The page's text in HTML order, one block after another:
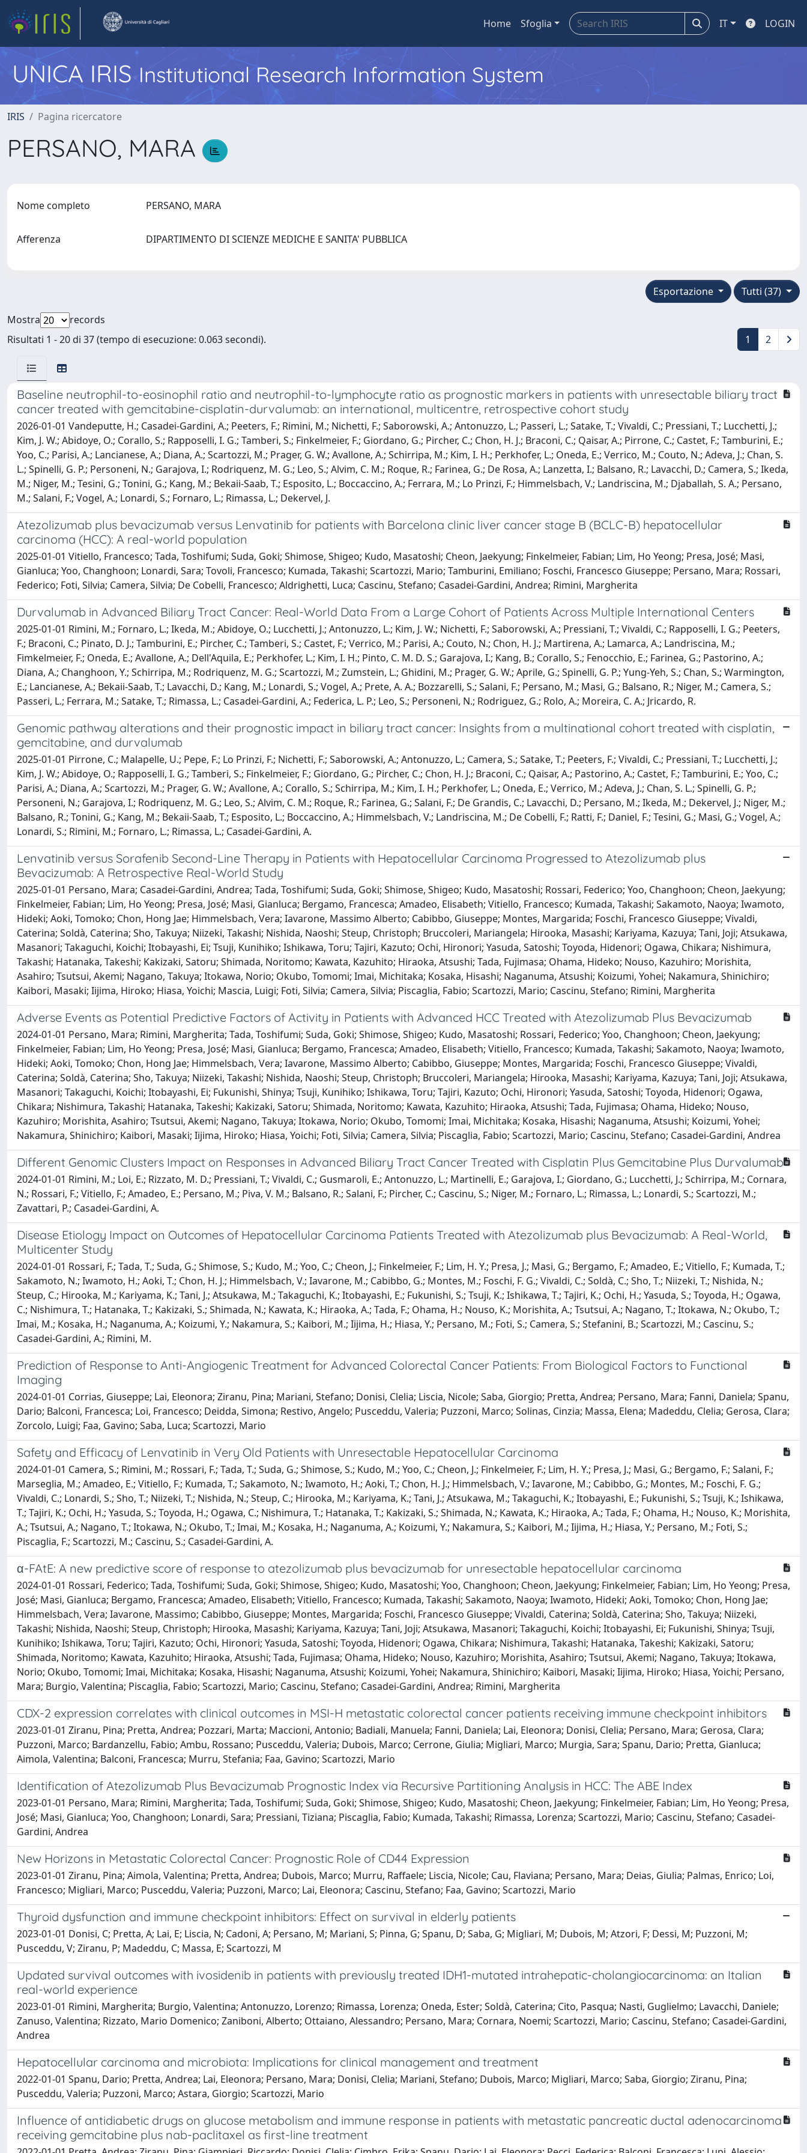
Home Sfoglia IT LOGIN
UNICA IRISInstitutional Research Information System
IRIS Pagina ricercatore
PERSANO, MARA
Nome completo PERSANO, MARA
Afferenza DIPARTIMENTO DI SCIENZE MEDICHE E SANITA' PUBBLICA
Tutti (37)
Esportazione
Mostra
records
Risultati 1 - 20 di 37 (tempo di esecuzione: 0.063 secondi).
1 2
Baseline neutrophil-to-eosinophil ratio and neutrophil-to-lymphocyte ratio as prognostic markers in patients with unresectable biliary tract
cancer treated with gemcitabine-cisplatin-durvalumab: an international, multicentre, retrospective cohort study
2026-01-01 Vandeputte, H.; Casadei-Gardini, A.; Peeters, F.; Rimini, M.; Nichetti, F.; Saborowski, A.; Antonuzzo, L.; Passeri, L.; Satake, T.; Vivaldi, C.; Pressiani, T.; Lucchetti, J.;
Kim, J. W.; Abidoye, O.; Corallo, S.; Rapposelli, I. G.; Tamberi, S.; Finkelmeier, F.; Giordano, G.; Pircher, C.; Chon, H. J.; Braconi, C.; Qaisar, A.; Pirrone, C.; Castet, F.; Tamburini, E.;
Yoo, C.; Parisi, A.; Lancianese, A.; Diana, A.; Scartozzi, M.; Prager, G. W.; Avallone, A.; Schirripa, M.; Kim, I. H.; Perkhofer, L.; Oneda, E.; Verrico, M.; Couto, N.; Adeva, J.; Chan, S.
L.; Spinelli, G. P.; Personeni, N.; Garajova, I.; Rodriquenz, M. G.; Leo, S.; Alvim, C. M.; Roque, R.; Farinea, G.; De Rosa, A.; Lanzetta, I.; Balsano, R.; Lavacchi, D.; Camera, S.; Ikeda,
M.; Niger, M.; Tesini, G.; Tonini, G.; Kang, M.; Bekaii-Saab, T.; Esposito, L.; Boccaccino, A.; Ferrara, M.; Lo Prinzi, F.; Himmelsbach, V.; Landriscina, M.; Djaballah, S. A.; Persano,
M.; Salani, F.; Vogel, A.; Lonardi, S.; Fornaro, L.; Rimassa, L.; Dekervel, J.
Atezolizumab plus bevacizumab versus Lenvatinib for patients with Barcelona clinic liver cancer stage B (BCLC-B) hepatocellular
carcinoma (HCC): A real-world population
2025-01-01 Vitiello, Francesco; Tada, Toshifumi; Suda, Goki; Shimose, Shigeo; Kudo, Masatoshi; Cheon, Jaekyung; Finkelmeier, Fabian; Lim, Ho Yeong; Presa, José; Masi,
Gianluca; Yoo, Changhoon; Lonardi, Sara; Tovoli, Francesco; Kumada, Takashi; Scartozzi, Mario; Tamburini, Emiliano; Foschi, Francesco Giuseppe; Persano, Mara; Rossari,
Federico; Foti, Silvia; Camera, Silvia; De Cobelli, Francesco; Aldrighetti, Luca; Cascinu, Stefano; Casadei-Gardini, Andrea; Rimini, Margherita
Durvalumab in Advanced Biliary Tract Cancer: Real-World Data From a Large Cohort of Patients Across Multiple International Centers
2025-01-01 Rimini, M.; Fornaro, L.; Ikeda, M.; Abidoye, O.; Lucchetti, J.; Antonuzzo, L.; Kim, J. W.; Nichetti, F.; Saborowski, A.; Pressiani, T.; Vivaldi, C.; Rapposelli, I. G.; Peeters,
F.; Braconi, C.; Pinato, D. J.; Tamburini, E.; Pircher, C.; Tamberi, S.; Castet, F.; Verrico, M.; Parisi, A.; Couto, N.; Chon, H. J.; Martirena, A.; Lamarca, A.; Landriscina, M.;
Fimkelmeier, F.; Oneda, E.; Avallone, A.; Dell'Aquila, E.; Perkhofer, L.; Kim, I. H.; Pinto, C. M. D. S.; Garajova, I.; Kang, B.; Corallo, S.; Fenocchio, E.; Farinea, G.; Pastorino, A.;
Diana, A.; Changhoon, Y.; Schirripa, M.; Rodriquenz, M. G.; Scartozzi, M.; Zumstein, L.; Ghidini, M.; Prager, G. W.; Aprile, G.; Spinelli, G. P.; Yung-Yeh, S.; Chan, S.; Warmington,
E.; Lancianese, A.; Bekaii-Saab, T.; Lavacchi, D.; Kang, M.; Lonardi, S.; Vogel, A.; Prete, A. A.; Bozzarelli, S.; Salani, F.; Persano, M.; Masi, G.; Balsano, R.; Niger, M.; Camera, S.;
Passeri, L.; Ferrara, M.; Satake, T.; Rimassa, L.; Casadei-Gardini, A.; Federica, L. P.; Leo, S.; Personeni, N.; Rodriguez, G.; Rolo, A.; Moreira, C. A.; Jricardo, R.
Genomic pathway alterations and their prognostic impact in biliary tract cancer: Insights from a multinational cohort treated with cisplatin,
gemcitabine, and durvalumab
2025-01-01 Pirrone, C.; Malapelle, U.; Pepe, F.; Lo Prinzi, F.; Nichetti, F.; Saborowski, A.; Antonuzzo, L.; Camera, S.; Satake, T.; Peeters, F.; Vivaldi, C.; Pressiani, T.; Lucchetti, J.;
Kim, J. W.; Abidoye, O.; Rapposelli, I. G.; Tamberi, S.; Finkelmeier, F.; Giordano, G.; Pircher, C.; Chon, H. J.; Braconi, C.; Qaisar, A.; Pastorino, A.; Castet, F.; Tamburini, E.; Yoo, C.;
Parisi, A.; Diana, A.; Scartozzi, M.; Prager, G. W.; Avallone, A.; Corallo, S.; Schirripa, M.; Kim, I. H.; Perkhofer, L.; Oneda, E.; Verrico, M.; Adeva, J.; Chan, S. L.; Spinelli, G. P.;
Personeni, N.; Garajova, I.; Rodriquenz, M. G.; Leo, S.; Alvim, C. M.; Roque, R.; Farinea, G.; Salani, F.; De Grandis, C.; Lavacchi, D.; Persano, M.; Ikeda, M.; Dekervel, J.; Niger, M.;
Balsano, R.; Tonini, G.; Kang, M.; Bekaii-Saab, T.; Esposito, L.; Boccaccino, A.; Himmelsbach, V.; Landriscina, M.; De Cobelli, F.; Ratti, F.; Daniel, F.; Tesini, G.; Masi, G.; Vogel, A.;
Lonardi, S.; Rimini, M.; Fornaro, L.; Rimassa, L.; Casadei-Gardini, A.
Lenvatinib versus Sorafenib Second-Line Therapy in Patients with Hepatocellular Carcinoma Progressed to Atezolizumab plus
Bevacizumab: A Retrospective Real-World Study
2025-01-01 Persano, Mara; Casadei-Gardini, Andrea; Tada, Toshifumi; Suda, Goki; Shimose, Shigeo; Kudo, Masatoshi; Rossari, Federico; Yoo, Changhoon; Cheon, Jaekyung;
Finkelmeier, Fabian; Lim, Ho Yeong; Presa, José; Masi, Gianluca; Bergamo, Francesca; Amadeo, Elisabeth; Vitiello, Francesco; Kumada, Takashi; Sakamoto, Naoya; Iwamoto,
Hideki; Aoki, Tomoko; Chon, Hong Jae; Himmelsbach, Vera; Iavarone, Massimo Alberto; Cabibbo, Giuseppe; Montes, Margarida; Foschi, Francesco Giuseppe; Vivaldi,
Caterina; Soldà, Caterina; Sho, Takuya; Niizeki, Takashi; Nishida, Naoshi; Steup, Christoph; Bruccoleri, Mariangela; Hirooka, Masashi; Kariyama, Kazuya; Tani, Joji; Atsukawa,
Masanori; Takaguchi, Koichi; Itobayashi, Ei; Tsuji, Kunihiko; Ishikawa, Toru; Tajiri, Kazuto; Ochi, Hironori; Yasuda, Satoshi; Toyoda, Hidenori; Ogawa, Chikara; Nishimura,
Takashi; Hatanaka, Takeshi; Kakizaki, Satoru; Shimada, Noritomo; Kawata, Kazuhito; Hiraoka, Atsushi; Tada, Fujimasa; Ohama, Hideko; Nouso, Kazuhiro; Morishita,
Asahiro; Tsutsui, Akemi; Nagano, Takuya; Itokawa, Norio; Okubo, Tomomi; Imai, Michitaka; Kosaka, Hisashi; Naganuma, Atsushi; Koizumi, Yohei; Nakamura, Shinichiro;
Kaibori, Masaki; Iijima, Hiroko; Hiasa, Yoichi; Mascia, Luigi; Foti, Silvia; Camera, Silvia; Piscaglia, Fabio; Scartozzi, Mario; Cascinu, Stefano; Rimini, Margherita
Adverse Events as Potential Predictive Factors of Activity in Patients with Advanced HCC Treated with Atezolizumab Plus Bevacizumab
2024-01-01 Persano, Mara; Rimini, Margherita; Tada, Toshifumi; Suda, Goki; Shimose, Shigeo; Kudo, Masatoshi; Rossari, Federico; Yoo, Changhoon; Cheon, Jaekyung;
Finkelmeier, Fabian; Lim, Ho Yeong; Presa, José; Masi, Gianluca; Bergamo, Francesca; Amadeo, Elisabeth; Vitiello, Francesco; Kumada, Takashi; Sakamoto, Naoya; Iwamoto,
Hideki; Aoki, Tomoko; Chon, Hong Jae; Himmelsbach, Vera; Iavarone, Massimo Alberto; Cabibbo, Giuseppe; Montes, Margarida; Foschi, Francesco Giuseppe; Vivaldi,
Caterina; Soldà, Caterina; Sho, Takuya; Niizeki, Takashi; Nishida, Naoshi; Steup, Christoph; Bruccoleri, Mariangela; Hirooka, Masashi; Kariyama, Kazuya; Tani, Joji; Atsukawa,
Masanori; Takaguchi, Koichi; Itobayashi, Ei; Fukunishi, Shinya; Tsuji, Kunihiko; Ishikawa, Toru; Tajiri, Kazuto; Ochi, Hironori; Yasuda, Satoshi; Toyoda, Hidenori; Ogawa,
Chikara; Nishimura, Takashi; Hatanaka, Takeshi; Kakizaki, Satoru; Shimada, Noritomo; Kawata, Kazuhito; Hiraoka, Atsushi; Tada, Fujimasa; Ohama, Hideko; Nouso,
Kazuhiro; Morishita, Asahiro; Tsutsui, Akemi; Nagano, Takuya; Itokawa, Norio; Okubo, Tomomi; Imai, Michitaka; Kosaka, Hisashi; Naganuma, Atsushi; Koizumi, Yohei;
Nakamura, Shinichiro; Kaibori, Masaki; Iijima, Hiroko; Hiasa, Yoichi; Foti, Silvia; Camera, Silvia; Piscaglia, Fabio; Scartozzi, Mario; Cascinu, Stefano; Casadei-Gardini, Andrea
Different Genomic Clusters Impact on Responses in Advanced Biliary Tract Cancer Treated with Cisplatin Plus Gemcitabine Plus Durvalumab
2024-01-01 Rimini, M.; Loi, E.; Rizzato, M. D.; Pressiani, T.; Vivaldi, C.; Gusmaroli, E.; Antonuzzo, L.; Martinelli, E.; Garajova, I.; Giordano, G.; Lucchetti, J.; Schirripa, M.; Cornara,
N.; Rossari, F.; Vitiello, F.; Amadeo, E.; Persano, M.; Piva, V. M.; Balsano, R.; Salani, F.; Pircher, C.; Cascinu, S.; Niger, M.; Fornaro, L.; Rimassa, L.; Lonardi, S.; Scartozzi, M.;
Zavattari, P.; Casadei-Gardini, A.
Disease Etiology Impact on Outcomes of Hepatocellular Carcinoma Patients Treated with Atezolizumab plus Bevacizumab: A Real-World,
Multicenter Study
2024-01-01 Rossari, F.; Tada, T.; Suda, G.; Shimose, S.; Kudo, M.; Yoo, C.; Cheon, J.; Finkelmeier, F.; Lim, H. Y.; Presa, J.; Masi, G.; Bergamo, F.; Amadeo, E.; Vitiello, F.; Kumada, T.;
Sakamoto, N.; Iwamoto, H.; Aoki, T.; Chon, H. J.; Himmelsbach, V.; Iavarone, M.; Cabibbo, G.; Montes, M.; Foschi, F. G.; Vivaldi, C.; Soldà, C.; Sho, T.; Niizeki, T.; Nishida, N.;
Steup, C.; Hirooka, M.; Kariyama, K.; Tani, J.; Atsukawa, M.; Takaguchi, K.; Itobayashi, E.; Fukunishi, S.; Tsuji, K.; Ishikawa, T.; Tajiri, K.; Ochi, H.; Yasuda, S.; Toyoda, H.; Ogawa,
C.; Nishimura, T.; Hatanaka, T.; Kakizaki, S.; Shimada, N.; Kawata, K.; Hiraoka, A.; Tada, F.; Ohama, H.; Nouso, K.; Morishita, A.; Tsutsui, A.; Nagano, T.; Itokawa, N.; Okubo, T.;
Imai, M.; Kosaka, H.; Naganuma, A.; Koizumi, Y.; Nakamura, S.; Kaibori, M.; Iijima, H.; Hiasa, Y.; Persano, M.; Foti, S.; Camera, S.; Stefanini, B.; Scartozzi, M.; Cascinu, S.;
Casadei-Gardini, A.; Rimini, M.
Prediction of Response to Anti-Angiogenic Treatment for Advanced Colorectal Cancer Patients: From Biological Factors to Functional
Imaging
2024-01-01 Corrias, Giuseppe; Lai, Eleonora; Ziranu, Pina; Mariani, Stefano; Donisi, Clelia; Liscia, Nicole; Saba, Giorgio; Pretta, Andrea; Persano, Mara; Fanni, Daniela; Spanu,
Dario; Balconi, Francesca; Loi, Francesco; Deidda, Simona; Restivo, Angelo; Pusceddu, Valeria; Puzzoni, Marco; Solinas, Cinzia; Massa, Elena; Madeddu, Clelia; Gerosa, Clara;
Zorcolo, Luigi; Faa, Gavino; Saba, Luca; Scartozzi, Mario
Safety and Efficacy of Lenvatinib in Very Old Patients with Unresectable Hepatocellular Carcinoma
2024-01-01 Camera, S.; Rimini, M.; Rossari, F.; Tada, T.; Suda, G.; Shimose, S.; Kudo, M.; Yoo, C.; Cheon, J.; Finkelmeier, F.; Lim, H. Y.; Presa, J.; Masi, G.; Bergamo, F.; Salani, F.;
Marseglia, M.; Amadeo, E.; Vitiello, F.; Kumada, T.; Sakamoto, N.; Iwamoto, H.; Aoki, T.; Chon, H. J.; Himmelsbach, V.; Iavarone, M.; Cabibbo, G.; Montes, M.; Foschi, F. G.;
Vivaldi, C.; Lonardi, S.; Sho, T.; Niizeki, T.; Nishida, N.; Steup, C.; Hirooka, M.; Kariyama, K.; Tani, J.; Atsukawa, M.; Takaguchi, K.; Itobayashi, E.; Fukunishi, S.; Tsuji, K.; Ishikawa,
T.; Tajiri, K.; Ochi, H.; Yasuda, S.; Toyoda, H.; Ogawa, C.; Nishimura, T.; Hatanaka, T.; Kakizaki, S.; Shimada, N.; Kawata, K.; Hiraoka, A.; Tada, F.; Ohama, H.; Nouso, K.; Morishita,
A.; Tsutsui, A.; Nagano, T.; Itokawa, N.; Okubo, T.; Imai, M.; Kosaka, H.; Naganuma, A.; Koizumi, Y.; Nakamura, S.; Kaibori, M.; Iijima, H.; Hiasa, Y.; Persano, M.; Foti, S.;
Piscaglia, F.; Scartozzi, M.; Cascinu, S.; Casadei-Gardini, A.
α-FAtE: A new predictive score of response to atezolizumab plus bevacizumab for unresectable hepatocellular carcinoma
2024-01-01 Rossari, Federico; Tada, Toshifumi; Suda, Goki; Shimose, Shigeo; Kudo, Masatoshi; Yoo, Changhoon; Cheon, Jaekyung; Finkelmeier, Fabian; Lim, Ho Yeong; Presa,
José; Masi, Gianluca; Bergamo, Francesca; Amadeo, Elisabeth; Vitiello, Francesco; Kumada, Takashi; Sakamoto, Naoya; Iwamoto, Hideki; Aoki, Tomoko; Chon, Hong Jae;
Himmelsbach, Vera; Iavarone, Massimo; Cabibbo, Giuseppe; Montes, Margarida; Foschi, Francesco Giuseppe; Vivaldi, Caterina; Soldà, Caterina; Sho, Takuya; Niizeki,
Takashi; Nishida, Naoshi; Steup, Christoph; Hirooka, Masashi; Kariyama, Kazuya; Tani, Joji; Atsukawa, Masanori; Takaguchi, Koichi; Itobayashi, Ei; Fukunishi, Shinya; Tsuji,
Kunihiko; Ishikawa, Toru; Tajiri, Kazuto; Ochi, Hironori; Yasuda, Satoshi; Toyoda, Hidenori; Ogawa, Chikara; Nishimura, Takashi; Hatanaka, Takeshi; Kakizaki, Satoru;
Shimada, Noritomo; Kawata, Kazuhito; Hiraoka, Atsushi; Tada, Fujimasa; Ohama, Hideko; Nouso, Kazuhiro; Morishita, Asahiro; Tsutsui, Akemi; Nagano, Takuya; Itokawa,
Norio; Okubo, Tomomi; Imai, Michitaka; Kosaka, Hisashi; Naganuma, Atsushi; Koizumi, Yohei; Nakamura, Shinichiro; Kaibori, Masaki; Iijima, Hiroko; Hiasa, Yoichi; Persano,
Mara; Burgio, Valentina; Piscaglia, Fabio; Scartozzi, Mario; Cascinu, Stefano; Casadei-Gardini, Andrea; Rimini, Margherita
CDX-2 expression correlates with clinical outcomes in MSI-H metastatic colorectal cancer patients receiving immune checkpoint inhibitors
2023-01-01 Ziranu, Pina; Pretta, Andrea; Pozzari, Marta; Maccioni, Antonio; Badiali, Manuela; Fanni, Daniela; Lai, Eleonora; Donisi, Clelia; Persano, Mara; Gerosa, Clara;
Puzzoni, Marco; Bardanzellu, Fabio; Ambu, Rossano; Pusceddu, Valeria; Dubois, Marco; Cerrone, Giulia; Migliari, Marco; Murgia, Sara; Spanu, Dario; Pretta, Gianluca;
Aimola, Valentina; Balconi, Francesca; Murru, Stefania; Faa, Gavino; Scartozzi, Mario
Identification of Atezolizumab Plus Bevacizumab Prognostic Index via Recursive Partitioning Analysis in HCC: The ABE Index
2023-01-01 Persano, Mara; Rimini, Margherita; Tada, Toshifumi; Suda, Goki; Shimose, Shigeo; Kudo, Masatoshi; Cheon, Jaekyung; Finkelmeier, Fabian; Lim, Ho Yeong; Presa,
José; Masi, Gianluca; Yoo, Changhoon; Lonardi, Sara; Pressiani, Tiziana; Piscaglia, Fabio; Kumada, Takashi; Rimassa, Lorenza; Scartozzi, Mario; Cascinu, Stefano; Casadei-
Gardini, Andrea
New Horizons in Metastatic Colorectal Cancer: Prognostic Role of CD44 Expression
2023-01-01 Ziranu, Pina; Aimola, Valentina; Pretta, Andrea; Dubois, Marco; Murru, Raffaele; Liscia, Nicole; Cau, Flaviana; Persano, Mara; Deias, Giulia; Palmas, Enrico; Loi,
Francesco; Migliari, Marco; Pusceddu, Valeria; Puzzoni, Marco; Lai, Eleonora; Cascinu, Stefano; Faa, Gavino; Scartozzi, Mario
Thyroid dysfunction and immune checkpoint inhibitors: Effect on survival in elderly patients
2023-01-01 Donisi, C; Pretta, A; Lai, E; Liscia, N; Cadoni, A; Persano, M; Mariani, S; Pinna, G; Spanu, D; Saba, G; Migliari, M; Dubois, M; Atzori, F; Dessi, M; Puzzoni, M;
Pusceddu, V; Ziranu, P; Madeddu, C; Massa, E; Scartozzi, M
Updated survival outcomes with ivosidenib in patients with previously treated IDH1-mutated intrahepatic-cholangiocarcinoma: an Italian
real-world experience
2023-01-01 Rimini, Margherita; Burgio, Valentina; Antonuzzo, Lorenzo; Rimassa, Lorenza; Oneda, Ester; Soldà, Caterina; Cito, Pasqua; Nasti, Guglielmo; Lavacchi, Daniele;
Zanuso, Valentina; Rizzato, Mario Domenico; Zaniboni, Alberto; Ottaiano, Alessandro; Persano, Mara; Cornara, Noemi; Scartozzi, Mario; Cascinu, Stefano; Casadei-Gardini,
Andrea
Hepatocellular carcinoma and microbiota: Implications for clinical management and treatment
2022-01-01 Spanu, Dario; Pretta, Andrea; Lai, Eleonora; Persano, Mara; Donisi, Clelia; Mariani, Stefano; Dubois, Marco; Migliari, Marco; Saba, Giorgio; Ziranu, Pina;
Pusceddu, Valeria; Puzzoni, Marco; Astara, Giorgio; Scartozzi, Mario
Influence of antidiabetic drugs on glucose metabolism and immune response in patients with metastatic pancreatic ductal adenocarcinoma
receiving gemcitabine plus nab-paclitaxel as first-line treatment